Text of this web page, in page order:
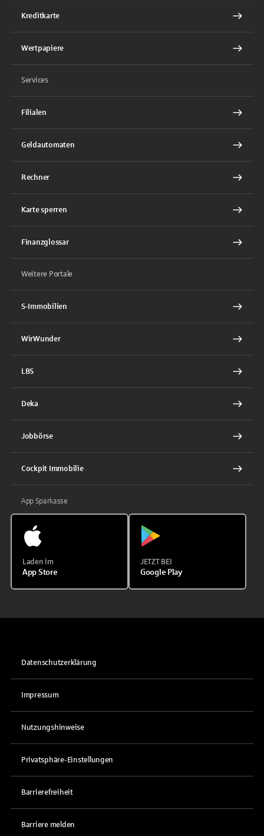
Kreditkarte
Wertpapiere
Services
Filialen
Geldautomaten
Rechner
Karte sperren
Finanzglossar
Weitere Portale
S-Immobilien
WirWunder
LBS
Deka
Jobbörse
Cockpit Immobilie
App Sparkasse
Laden im
App Store
JETZT BEI
Google Play
Datenschutzerklärung
Impressum
Nutzungshinweise
Privatsphäre-Einstellungen
Barrierefreiheit
Barriere melden